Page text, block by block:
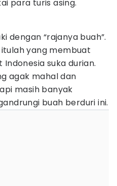
para turis asing.
dengan “rajanya buah”.
itulah yang membuat
suka durian.
agak mahal dan
masih banyak
buah berduri ini.